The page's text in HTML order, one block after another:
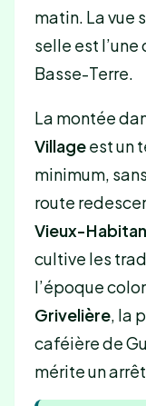
matin. La vue
selle est
Basse-Terre.
La montée
Villageest un
minimum,
route
Vieux-
cultive les
l’époque
Grivelière, la
caféière de
mérite un